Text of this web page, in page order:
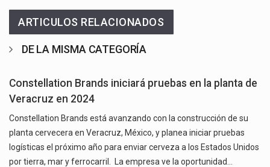
ARTICULOS RELACIONADOS
DE LA MISMA CATEGORÍA
Constellation Brands iniciará pruebas en la planta de
Veracruz en 2024
Constellation Brands está avanzando con la construcción de su
planta cervecera en Veracruz, México, y planea iniciar pruebas
logísticas el próximo año para enviar cerveza a los Estados Unidos
por tierra, mar y ferrocarril. La empresa ve la oportunidad…